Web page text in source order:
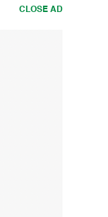
CLOSE AD